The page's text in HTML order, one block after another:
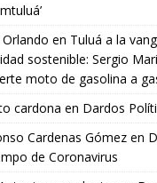
Orlando en Tuluá a la
sostenible: Sergio
moto de gasolina a
cardona en Dardos
Cardenas Gómezen
de Coronavirus